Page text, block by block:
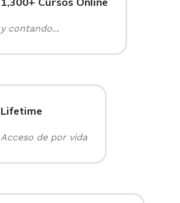
y contando...
Lifetime
Acceso de por vida